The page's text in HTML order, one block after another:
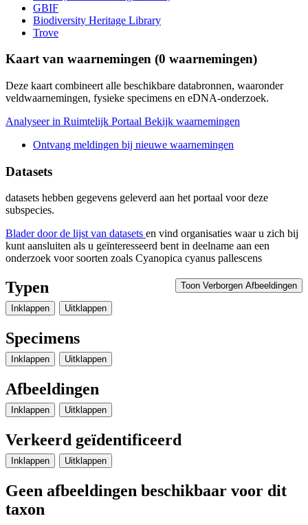
GBIF
Biodiversity Heritage Library
Trove
Kaart van waarnemingen (0 waarnemingen)
Deze kaart combineert alle beschikbare databronnen, waaronder
veldwaarnemingen, fysieke specimens en eDNA-onderzoek.
Analyseer in Ruimtelijk Portaal Bekijk waarnemingen
Ontvang meldingen bij nieuwe waarnemingen
Datasets
datasets hebben gegevens geleverd aan het portaal voor deze
subspecies.
Blader door de lijst van datasets en vind organisaties waar u zich bij
kunt aansluiten als u geïnteresseerd bent in deelname aan een
onderzoek voor soorten zoals Cyanopica cyanus pallescens
Toon Verborgen Afbeeldingen
Typen
Inklappen Uitklappen
Specimens
Inklappen Uitklappen
Afbeeldingen
Inklappen Uitklappen
Verkeerd geïdentificeerd
Inklappen Uitklappen
Geen afbeeldingen beschikbaar voor dit
taxon